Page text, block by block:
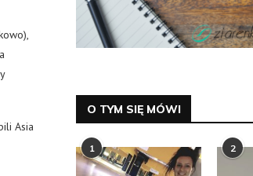
Asia
O TYM SIĘ MÓWI
1 2